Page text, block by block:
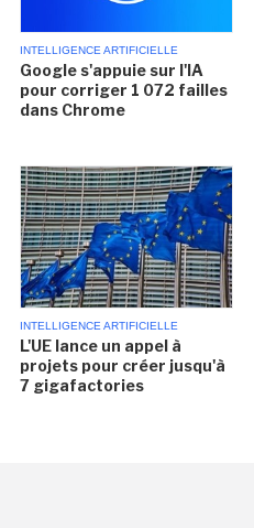
INTELLIGENCE ARTIFICIELLE
Google s'appuie sur l'IA
pour corriger 1 072 failles
dans Chrome
INTELLIGENCE ARTIFICIELLE
L'UE lance un appel à
projets pour créer jusqu'à
7 gigafactories